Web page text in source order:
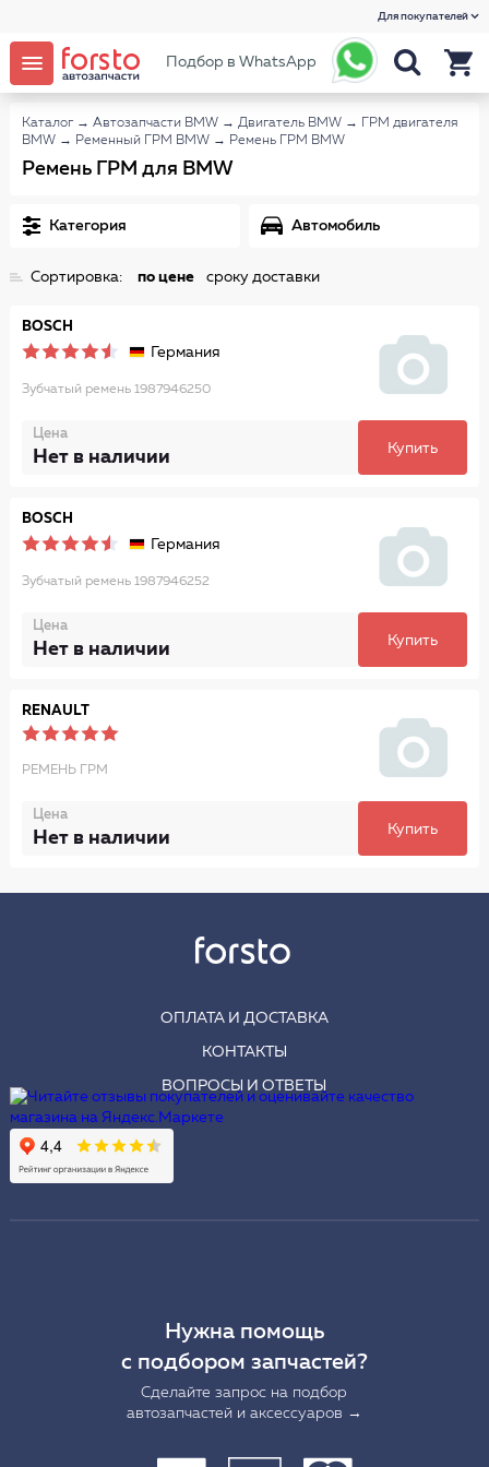
Для покупателей
Подбор в WhatsApp
Каталог → Автозапчасти BMW → Двигатель BMW →
ГРМ двигателя
BMW → Ременный ГРМ BMW → Ремень ГРМ BMW
Ремень ГРМ для BMW
Категория Автомобиль
Сортировка: по цене сроку доставки
BOSCH
Германия
Зубчатый ремень 1987946250
Цена
Нет в наличии Купить
BOSCH
Германия
Зубчатый ремень 1987946252
Цена
Нет в наличии Купить
RENAULT
РЕМЕНЬ ГРМ
Цена
Нет в наличии Купить
ОПЛАТА И ДОСТАВКА
КОНТАКТЫ
ВОПРОСЫ И ОТВЕТЫ
Нужна помощь
с подбором запчастей?
Сделайте запрос на подбор
автозапчастей и аксессуаров →